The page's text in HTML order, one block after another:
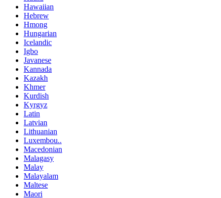
Hawaiian
Hebrew
Hmong
Hungarian
Icelandic
Igbo
Javanese
Kannada
Kazakh
Khmer
Kurdish
Kyrgyz
Latin
Latvian
Lithuanian
Luxembou..
Macedonian
Malagasy
Malay
Malayalam
Maltese
Maori